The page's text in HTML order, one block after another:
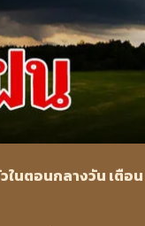
ในตอนกลางวัน เตือ